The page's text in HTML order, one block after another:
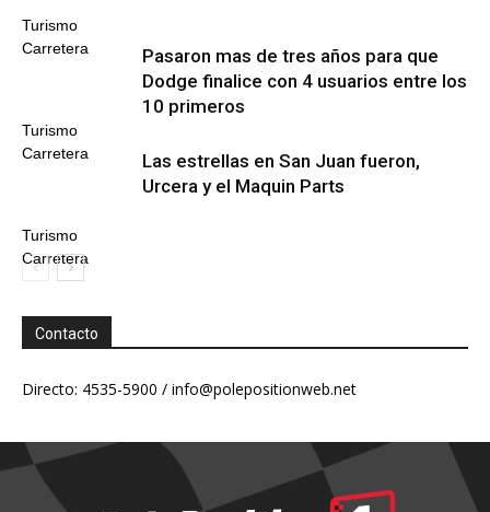
Turismo
Carretera
Turismo
Carretera
Pasaron mas de tres años para que
Dodge finalice con 4 usuarios entre los
10 primeros
Turismo
Carretera
Las estrellas en San Juan fueron,
Urcera y el Maquin Parts
Contacto
Directo: 4535-5900 / info@polepositionweb.net